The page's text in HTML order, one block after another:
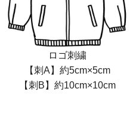
ロゴ刺繍
【刺A】約5cm×5cm
【刺B】約10cm×10cm